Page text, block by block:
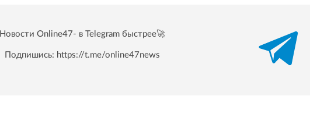
Новости Online47- в Telegram быстрее🚀
Подпишись: https://t.me/online47news